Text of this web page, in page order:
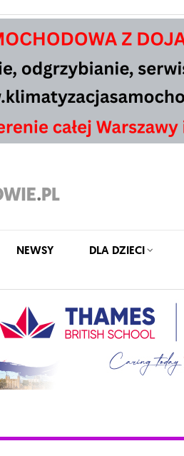
NEWSY DLA DZIECI